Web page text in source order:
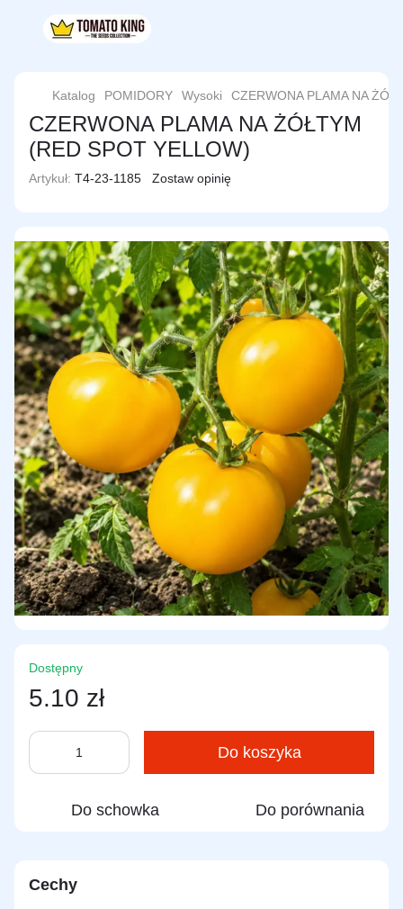
Katalog POMIDORY Wysoki CZERWONA PLAMA NA
CZERWONA PLAMA NA ŻÓŁTYM
(RED SPOT YELLOW)
Artykuł: T4-23-1185 Zostaw opinię
Dostępny
5.10 zł
Do koszyka
Do schowka Do porównania
Cechy